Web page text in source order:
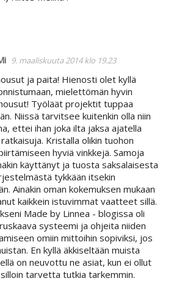
9. maaliskuuta 2014 klo 19.23
ja paita! Hienosti olet kyllä
mielettömän hyvin
Työläät projektit tuppaa
Niissä tarvitsee kuitenkin olla niin
ettei ihan joka ilta jaksa ajatella
Kristalla olikin tuohon
hyviä vinkkejä. Samoja
käyttänyt ja tuosta saksalaisesta
tykkään itsekin
Ainakin oman kokemuksen mukaan
kaikkein istuvimmat vaatteet sillä.
Made by Linnea - blogissa oli
systeemi ja ohjeita niiden
omiin mittoihin sopiviksi, jos
En kyllä äkkiseltään muista
on neuvottu ne asiat, kun ei ollut
tarvetta tutkia tarkemmin.